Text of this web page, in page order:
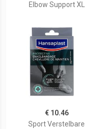
Elbow Support XL
€ 10.46
Sport Verstelbare